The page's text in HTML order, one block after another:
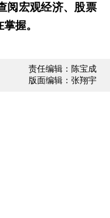
阅宏观经济、股票
握。
责任编辑：陈宝成
版面编辑：张翔宇